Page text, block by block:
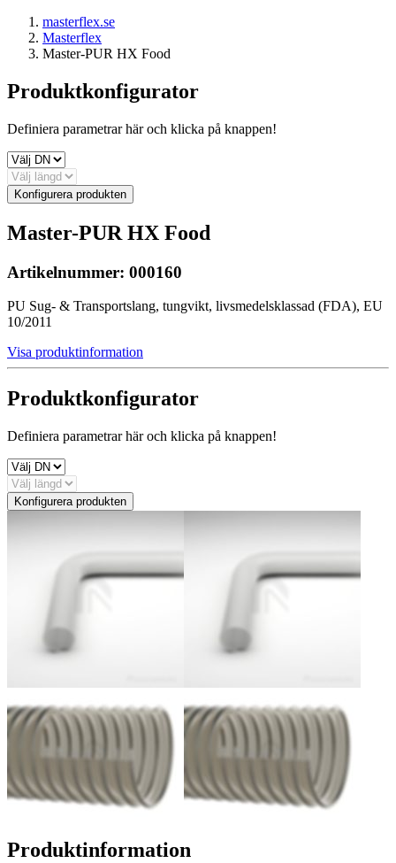
masterflex.se
Masterflex
Master-PUR HX Food
Produktkonfigurator
Definiera parametrar här och klicka på knappen!
Konfigurera produkten
Master-PUR HX Food
Artikelnummer: 000160
PU Sug- & Transportslang, tungvikt, livsmedelsklassad (FDA), EU
10/2011
Visa produktinformation
Produktkonfigurator
Definiera parametrar här och klicka på knappen!
Konfigurera produkten
Produktinformation